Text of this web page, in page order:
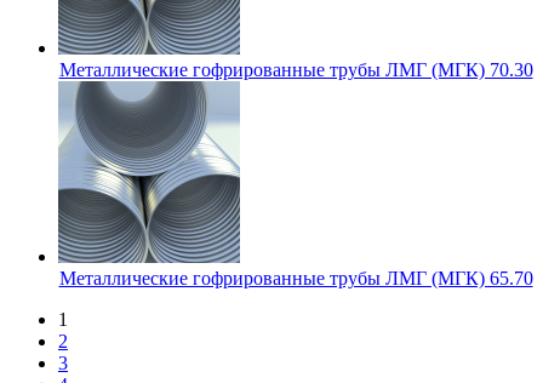
Металлические гофрированные трубы ЛМГ (МГК) 70.30
Металлические гофрированные трубы ЛМГ (МГК) 65.70
1
2
3